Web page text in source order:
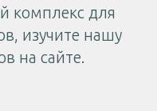
комплекс для
изучите нашу
на сайте.